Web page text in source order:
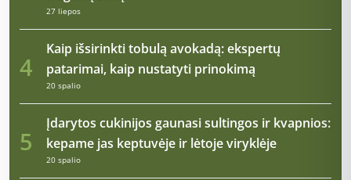
27 liepos
4
Kaip išsirinkti tobulą avokadą: ekspertų
patarimai, kaip nustatyti prinokimą
20 spalio
5
Įdarytos cukinijos gaunasi sultingos ir kvapnios:
kepame jas keptuvėje ir lėtoje viryklėje
20 spalio